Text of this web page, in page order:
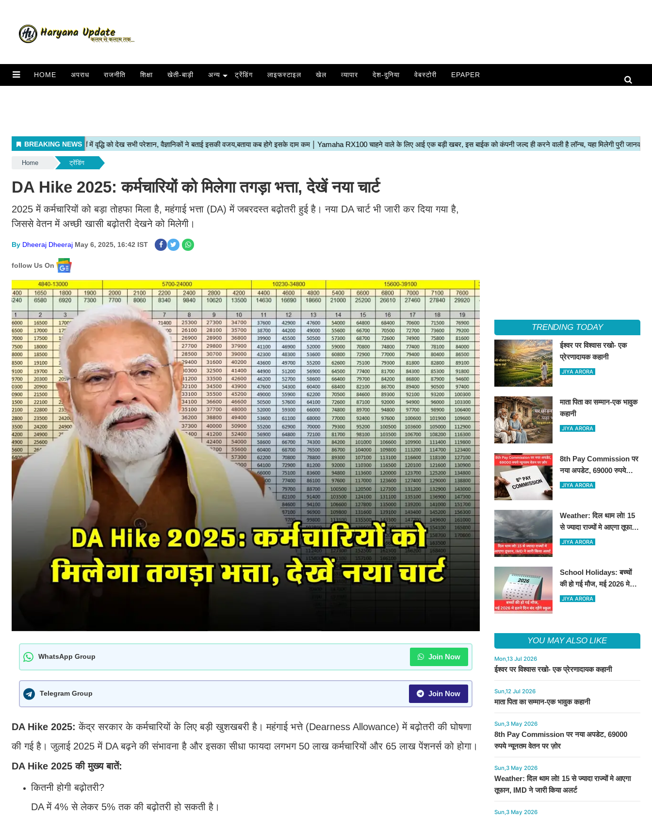
HOME अपराध राजनीति शिक्षा खेती-बाड़ी अन्य ट्रेंडिंग लाइफस्टाइल खेल व्यापार देश-दुनिया वेबस्टोरी EPAPER
Home ट्रेंडिंग
DA Hike 2025: कर्मचारियों को मिलेगा तगड़ा भत्ता, देखें नया चार्ट
2025 में कर्मचारियों को बड़ा तोहफा मिला है, महंगाई भत्ता (DA) में जबरदस्त बढ़ोतरी हुई है। नया DA चार्ट भी जारी कर दिया गया है,
जिससे वेतन में अच्छी खासी बढ़ोतरी देखने को मिलेगी।
By Dheeraj Dheeraj May 6, 2025, 16:42 IST
follow Us On
WhatsApp Group Join Now
Telegram Group Join Now
DA Hike 2025:केंद्र सरकार के कर्मचारियों के लिए बड़ी खुशखबरी है। महंगाई भत्ते (Dearness Allowance) में बढ़ोतरी की घोषणा
की गई है। जुलाई 2025 में DA बढ़ने की संभावना है और इसका सीधा फायदा लगभग 50 लाख कर्मचारियों और 65 लाख पेंशनर्स को होगा।
DA Hike 2025 की मुख्य बातें:
कितनी होगी बढ़ोतरी?
DA में 4% से लेकर 5% तक की बढ़ोतरी हो सकती है।
TRENDING TODAY
ईश्वर पर विश्वास रखो- एक
प्रेरणादायक कहानी
JIYA ARORA
माता पिता का सम्मान-एक भावुक
कहानी
JIYA ARORA
8th Pay Commission पर
नया अपडेट, 69000 रुपये
न्यूनतम वेतन पर ज़ोर
JIYA ARORA
Weather: दिल थाम लो! 15
से ज्यादा राज्यों मे आएगा तूफान,
IMD ने जारी किया अलर्ट
JIYA ARORA
School Holidays: बच्चों
की हो गई मौज, मई 2026 मे
इतने दिन बंद रहेंगे स्कूल
JIYA ARORA
YOU MAY ALSO LIKE
Mon,13 Jul 2026
ईश्वर पर विश्वास रखो- एक प्रेरणादायक कहानी
Sun,12 Jul 2026
माता पिता का सम्मान-एक भावुक कहानी
Sun,3 May 2026
8th Pay Commission पर नया अपडेट, 69000
रुपये न्यूनतम वेतन पर ज़ोर
Sun,3 May 2026
Weather: दिल थाम लो! 15 से ज्यादा राज्यों मे आएगा
तूफान, IMD ने जारी किया अलर्ट
Sun,3 May 2026